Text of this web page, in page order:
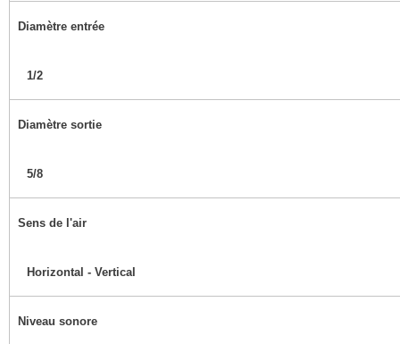
Diamètre entrée
1/2
Diamètre sortie
5/8
Sens de l'air
Horizontal - Vertical
Niveau sonore